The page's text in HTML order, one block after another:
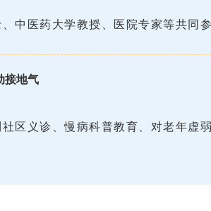
中医药大学教授、医院专家等共同
接地气
区义诊、慢病科普教育、对老年虚